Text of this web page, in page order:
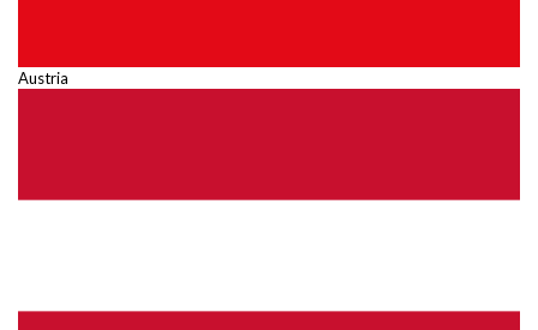
Austria